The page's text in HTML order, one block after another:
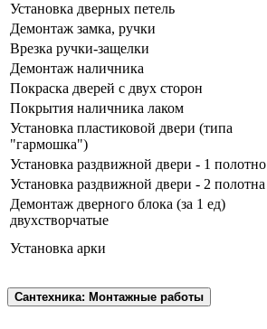
Установка дверных петель
Демонтаж замка, ручки
Врезка ручки-защелки
Демонтаж наличника
Покраска дверей с двух сторон
Покрытия наличника лаком
Установка пластиковой двери (типа
"гармошка")
Установка раздвижной двери - 1 полотно
Установка раздвижной двери - 2 полотна
Демонтаж дверного блока (за 1 ед)
двухстворчатые
Установка арки
Сантехника: Монтажные работы